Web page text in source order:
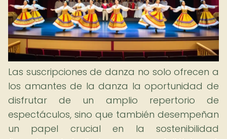
Las suscripciones de danza no solo ofrecen a
los amantes de la danza la oportunidad de
disfrutar de un amplio repertorio de
espectáculos, sino que también desempeñan
un papel crucial en la sostenibilidad